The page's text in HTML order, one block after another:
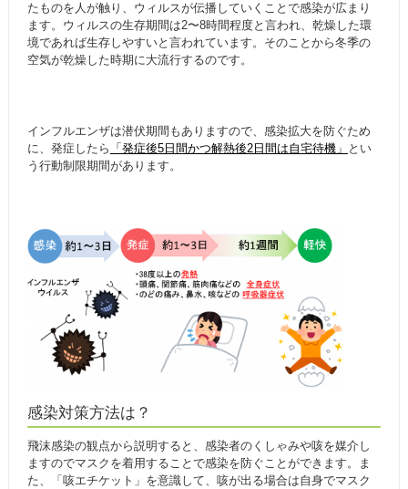
たものを人が触り、ウィルスが伝播していくことで感染が広まり
ます。ウィルスの生存期間は2〜8時間程度と言われ、乾燥した環
境であれば生存しやすいと言われています。そのことから冬季の
空気が乾燥した時期に大流行するのです。
インフルエンザは潜伏期間もありますので、感染拡大を防ぐため
に、発症したら 「発症後5日間かつ解熱後2日間は自宅待機」 とい
う行動制限期間があります。
感染対策方法は？
飛沫感染の観点から説明すると、感染者のくしゃみや咳を媒介し
ますのでマスクを着用することで感染を防ぐことができます。ま
た、「咳エチケット」を意識して、咳が出る場合は自身でマスク